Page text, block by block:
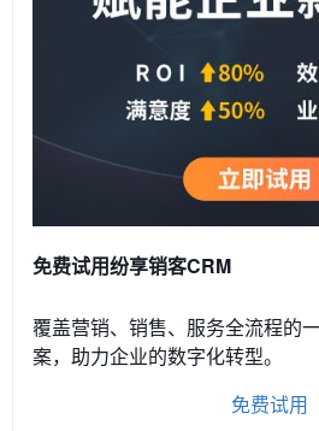
免费试用纷享销客CRM
覆盖营销、销售、服务全流程的
案，助力企业的数字化转型。
免费试用